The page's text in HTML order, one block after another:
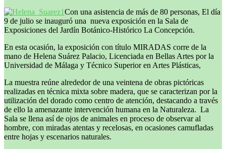
Con una asistencia de más de 80 personas, El día
9 de julio se inauguró una nueva exposición en la Sala de
Exposiciones del Jardín Botánico-Histórico La Concepción.
En esta ocasión, la exposición con título MIRADAS corre de la
mano de Helena Suárez Palacio, Licenciada en Bellas Artes por la
Universidad de Málaga y Técnico Superior en Artes Plásticas,
La muestra reúne alrededor de una veintena de obras pictóricas
realizadas en técnica mixta sobre madera, que se caracterizan por la
utilización del dorado como centro de atención, destacando a través
de ello la amenazante intervención humana en la Naturaleza. La
Sala se llena así de ojos de animales en proceso de observar al
hombre, con miradas atentas y recelosas, en ocasiones camufladas
entre hojas y escenarios naturales.